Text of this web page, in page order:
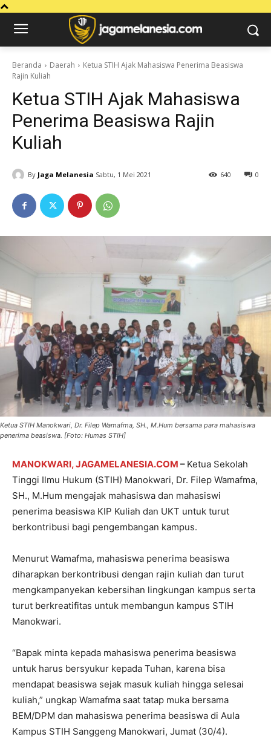
Beranda Daerah
Ketua STIH Ajak Mahasiswa Penerima Beasiswa
Rajin Kuliah
Ketua STIH Ajak Mahasiswa
Penerima Beasiswa Rajin
Kuliah
By Jaga Melanesia Sabtu, 1 Mei 2021 0
640
Ketua STIH Manokwari, Dr. Filep Wamafma, SH., M.Hum bersama para mahasiswa
penerima beasiswa. [Foto: Humas STIH]
MANOKWARI, JAGAMELANESIA.COM – Ketua Sekolah
Tinggi Ilmu Hukum (STIH) Manokwari, Dr. Filep Wamafma,
SH., M.Hum mengajak mahasiswa dan mahasiswi
penerima beasiswa KIP Kuliah dan UKT untuk turut
berkontribusi bagi pengembangan kampus.
Menurut Wamafma, mahasiswa penerima beasiswa
diharapkan berkontribusi dengan rajin kuliah dan turut
mengkampanyekan kebersihan lingkungan kampus serta
turut berkreatifitas untuk membangun kampus STIH
Manokwari.
“Bapak minta kepada mahasiswa penerima beasiswa
untuk harus bersyukur kepada Tuhan, karena bisa
mendapat beasiswa sejak masuk kuliah hingga selesai
kuliah,” ungkap Wamafma saat tatap muka bersama
BEM/DPM dan mahasiswa penerima beasiswa di Aula
Kampus STIH Sanggeng Manokwari, Jumat (30/4).